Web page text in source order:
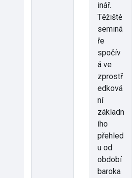
inář.
Těžiště
seminá
ře
spočív
á ve
zprostř
edková
ní
základn
ího
přehled
u od
období
baroka